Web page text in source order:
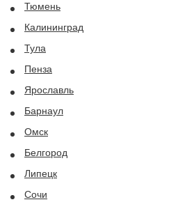
Тюмень
Калининград
Тула
Пенза
Ярославль
Барнаул
Омск
Белгород
Липецк
Сочи